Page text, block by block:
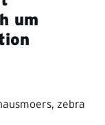
um
zebra